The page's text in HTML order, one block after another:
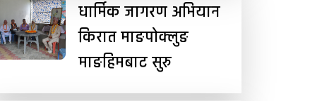
धार्मिक जागरण अभियान
किरात माङपोक्लुङ
माङहिमबाट सुरु